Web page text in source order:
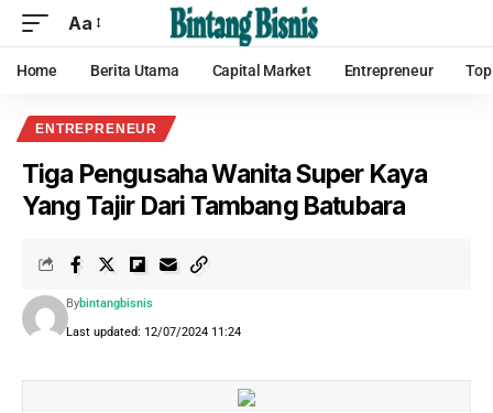
Aa
Home Berita Utama Capital Market Entrepreneur
ENTREPRENEUR
Tiga Pengusaha Wanita Super Kaya
Yang Tajir Dari Tambang Batubara
Last updated: 12/07/2024 11:24
Bybintangbisnis